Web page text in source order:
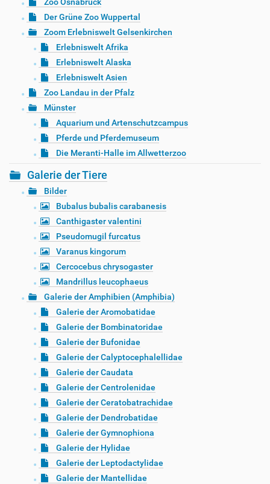
Zoo Osnabrück
Der Grüne Zoo Wuppertal
Zoom Erlebniswelt Gelsenkirchen
Erlebniswelt Afrika
Erlebniswelt Alaska
Erlebniswelt Asien
Zoo Landau in der Pfalz
Münster
Aquarium und Artenschutzcampus
Pferde und Pferdemuseum
Die Meranti-Halle im Allwetterzoo
Galerie der Tiere
Bilder
Bubalus bubalis carabanesis
Canthigaster valentini
Pseudomugil furcatus
Varanus kingorum
Cercocebus chrysogaster
Mandrillus leucophaeus
Galerie der Amphibien (Amphibia)
Galerie der Aromobatidae
Galerie der Bombinatoridae
Galerie der Bufonidae
Galerie der Calyptocephalellidae
Galerie der Caudata
Galerie der Centrolenidae
Galerie der Ceratobatrachidae
Galerie der Dendrobatidae
Galerie der Gymnophiona
Galerie der Hylidae
Galerie der Leptodactylidae
Galerie der Mantellidae